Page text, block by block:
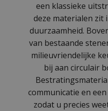
een klassieke
deze materialen zit
duurzaamheid.
van bestaande
milieuvriendelijke
bij aan circulair
communicatie en
zodat u precies